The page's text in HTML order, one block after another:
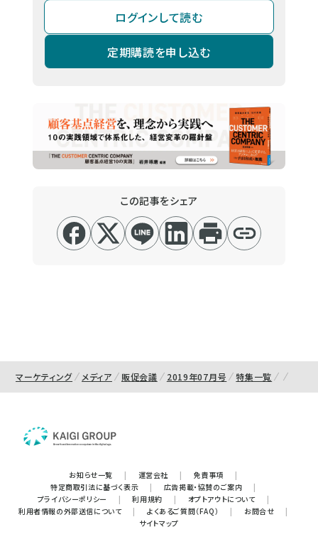
ログインして読む
定期購読を申し込む
この記事をシェア
マーケティング メディア 販促会議 2019年07月号 特集一覧
お知らせ一覧 | 運営会社 | 免責事項
|
特定商取引法に基づく表示
| 広告掲載・協賛のご案内
|
プライバシーポリシー
| 利用規約 | オプトアウトについて
|
利用者情報の外部送信について
| よくあるご質問（FAQ） | お問合せ
|
サイトマップ